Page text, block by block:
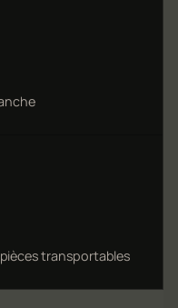
transportables